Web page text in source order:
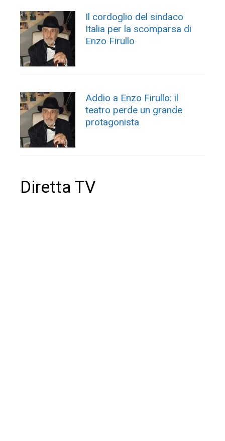
Il cordoglio del sindaco
Italia per la scomparsa di
Enzo Firullo
Addio a Enzo Firullo: il
teatro perde un grande
protagonista
Diretta TV